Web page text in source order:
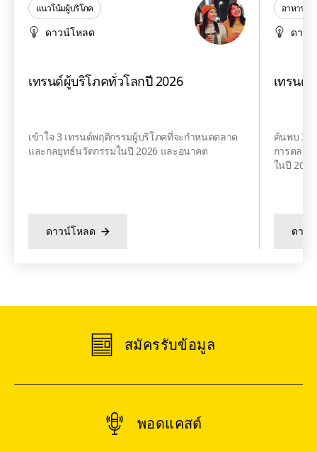
แนวโน้มผู้บริโภค
ดาวน์โหลด
เทรนด์ผู้บริโภคทั่วโลกปี 2026
เข้าใจ 3 เทรนด์พฤติกรรมผู้บริโภคที่จะกำหนดตลาด
และกลยุทธ์นวัตกรรมในปี 2026 และอนาคต
ดาวน์โหลด
อาหารแล
ดาว
เทรนด์
ค้นพบ 3
การตลาด
ในปี
ดาว
สมัครรับข้อมูล
พอดแคสต์